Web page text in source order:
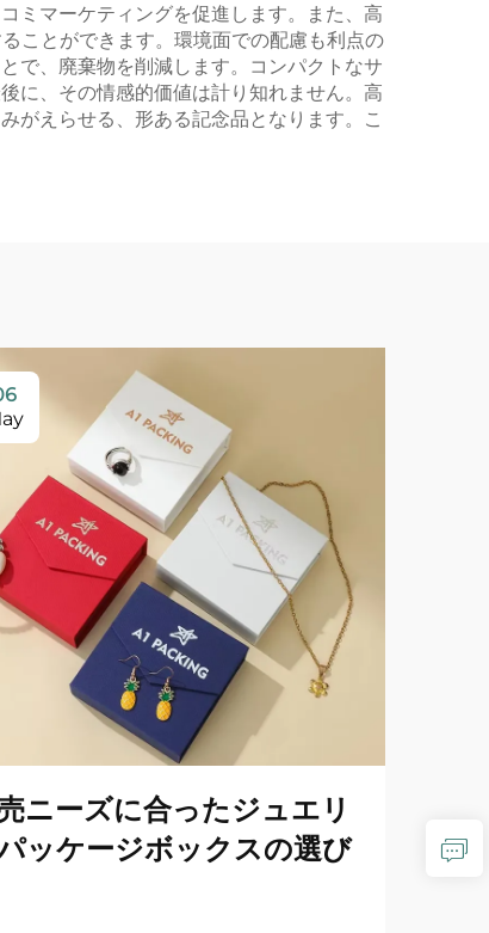
ミマーケティングを促進します。また、高
ことができます。環境面での配慮も利点の
で、廃棄物を削減します。コンパクトなサ
に、その情感的価値は計り知れません。高
がえらせる、形ある記念品となります。こ
ニーズに合ったジュエリ
ッケージボックスの選び
ッ